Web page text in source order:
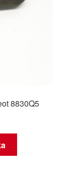
8830Q5